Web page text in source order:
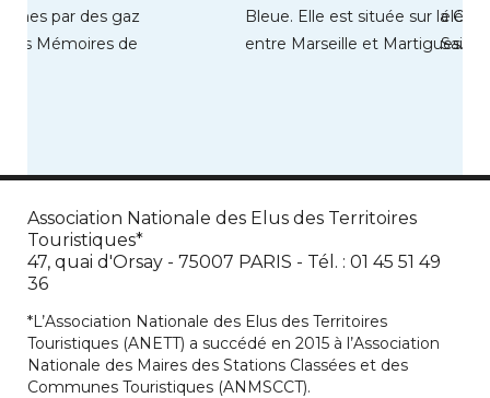
par des gaz
Mémoires de
Bleue. Elle est située sur la
entre Marseille et Martigues.Saint-
Association Nationale des Elus des Territoires
Touristiques*
47, quai d'Orsay - 75007 PARIS - Tél. : 01 45 51 49
36
*L’Association Nationale des Elus des Territoires
Touristiques (ANETT) a succédé en 2015 à l’Association
Nationale des Maires des Stations Classées et des
Communes Touristiques (ANMSCCT).